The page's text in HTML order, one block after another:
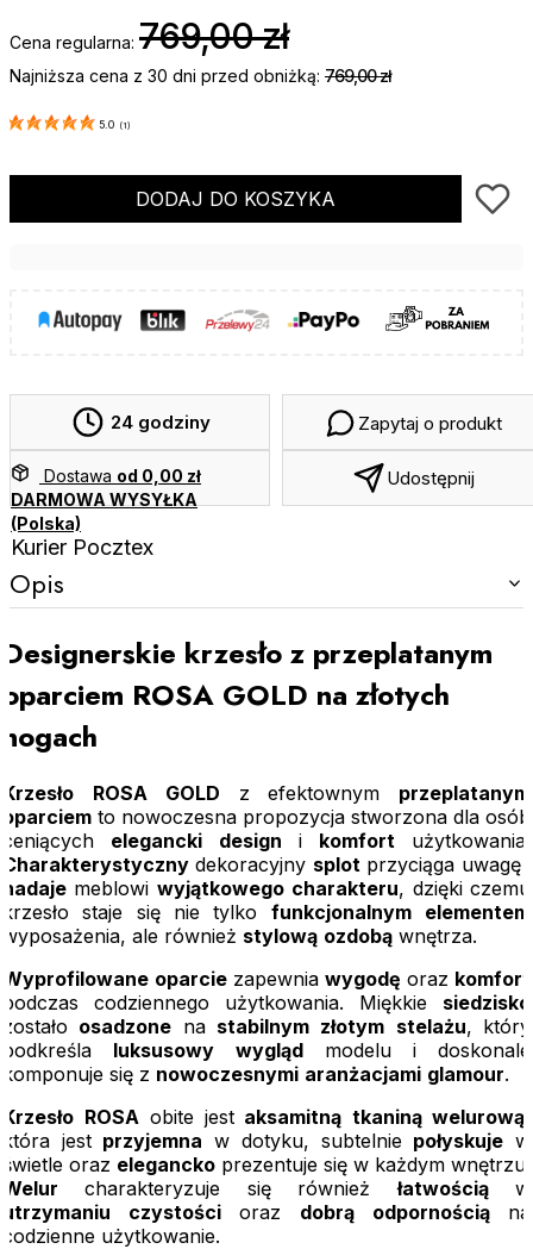
Cena regularna: 769,00 zł
Najniższa cena z 30 dni przed obniżką: 769,00 zł
5.0 (1)
DODAJ DO KOSZYKA
24 godziny
Dostawa od 0,00 zł
DARMOWA WYSYŁKA
(Polska)
Kurier Pocztex
Zapytaj o produkt
Udostępnij
Opis
Designerskie krzesło z przeplatanym
oparciem ROSA GOLD na złotych
nogach
Krzesło ROSA GOLD z efektownym przeplatanym
oparciem to nowoczesna propozycja stworzona dla osób
ceniących elegancki design i komfort użytkowania.
Charakterystyczny dekoracyjny splot przyciąga uwagę i
nadaje meblowi wyjątkowego charakteru, dzięki czemu
krzesło staje się nie tylko funkcjonalnym
elementem
wyposażenia, ale również stylową ozdobą wnętrza.
Wyprofilowane oparcie zapewnia wygodę oraz komfort
podczas codziennego użytkowania. Miękkie siedzisko
zostało osadzone na stabilnym złotym stelażu, który
podkreśla luksusowy wygląd modelu i doskonale
komponuje się z nowoczesnymi aranżacjami glamour.
Krzesło ROSA obite jest aksamitną tkaniną welurową
która jest przyjemna w dotyku, subtelnie połyskuje w
świetle oraz elegancko prezentuje się w każdym wnętrzu.
Welur charakteryzuje się równieżłatwościąw
utrzymaniu
czystości oraz dobrą odpornościąna
codzienne użytkowanie.